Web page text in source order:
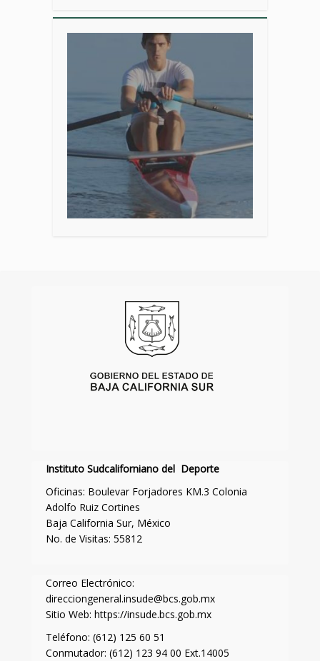
Instituto Sudcaliforniano del Deporte
Oficinas: Boulevar Forjadores KM.3 Colonia
Adolfo Ruiz Cortines
Baja California Sur, México
No. de Visitas: 55812
Correo Electrónico:
direcciongeneral.insude@bcs.gob.mx
Sitio Web: https://insude.bcs.gob.mx
Teléfono: (612) 125 60 51
Conmutador: (612) 123 94 00 Ext.14005